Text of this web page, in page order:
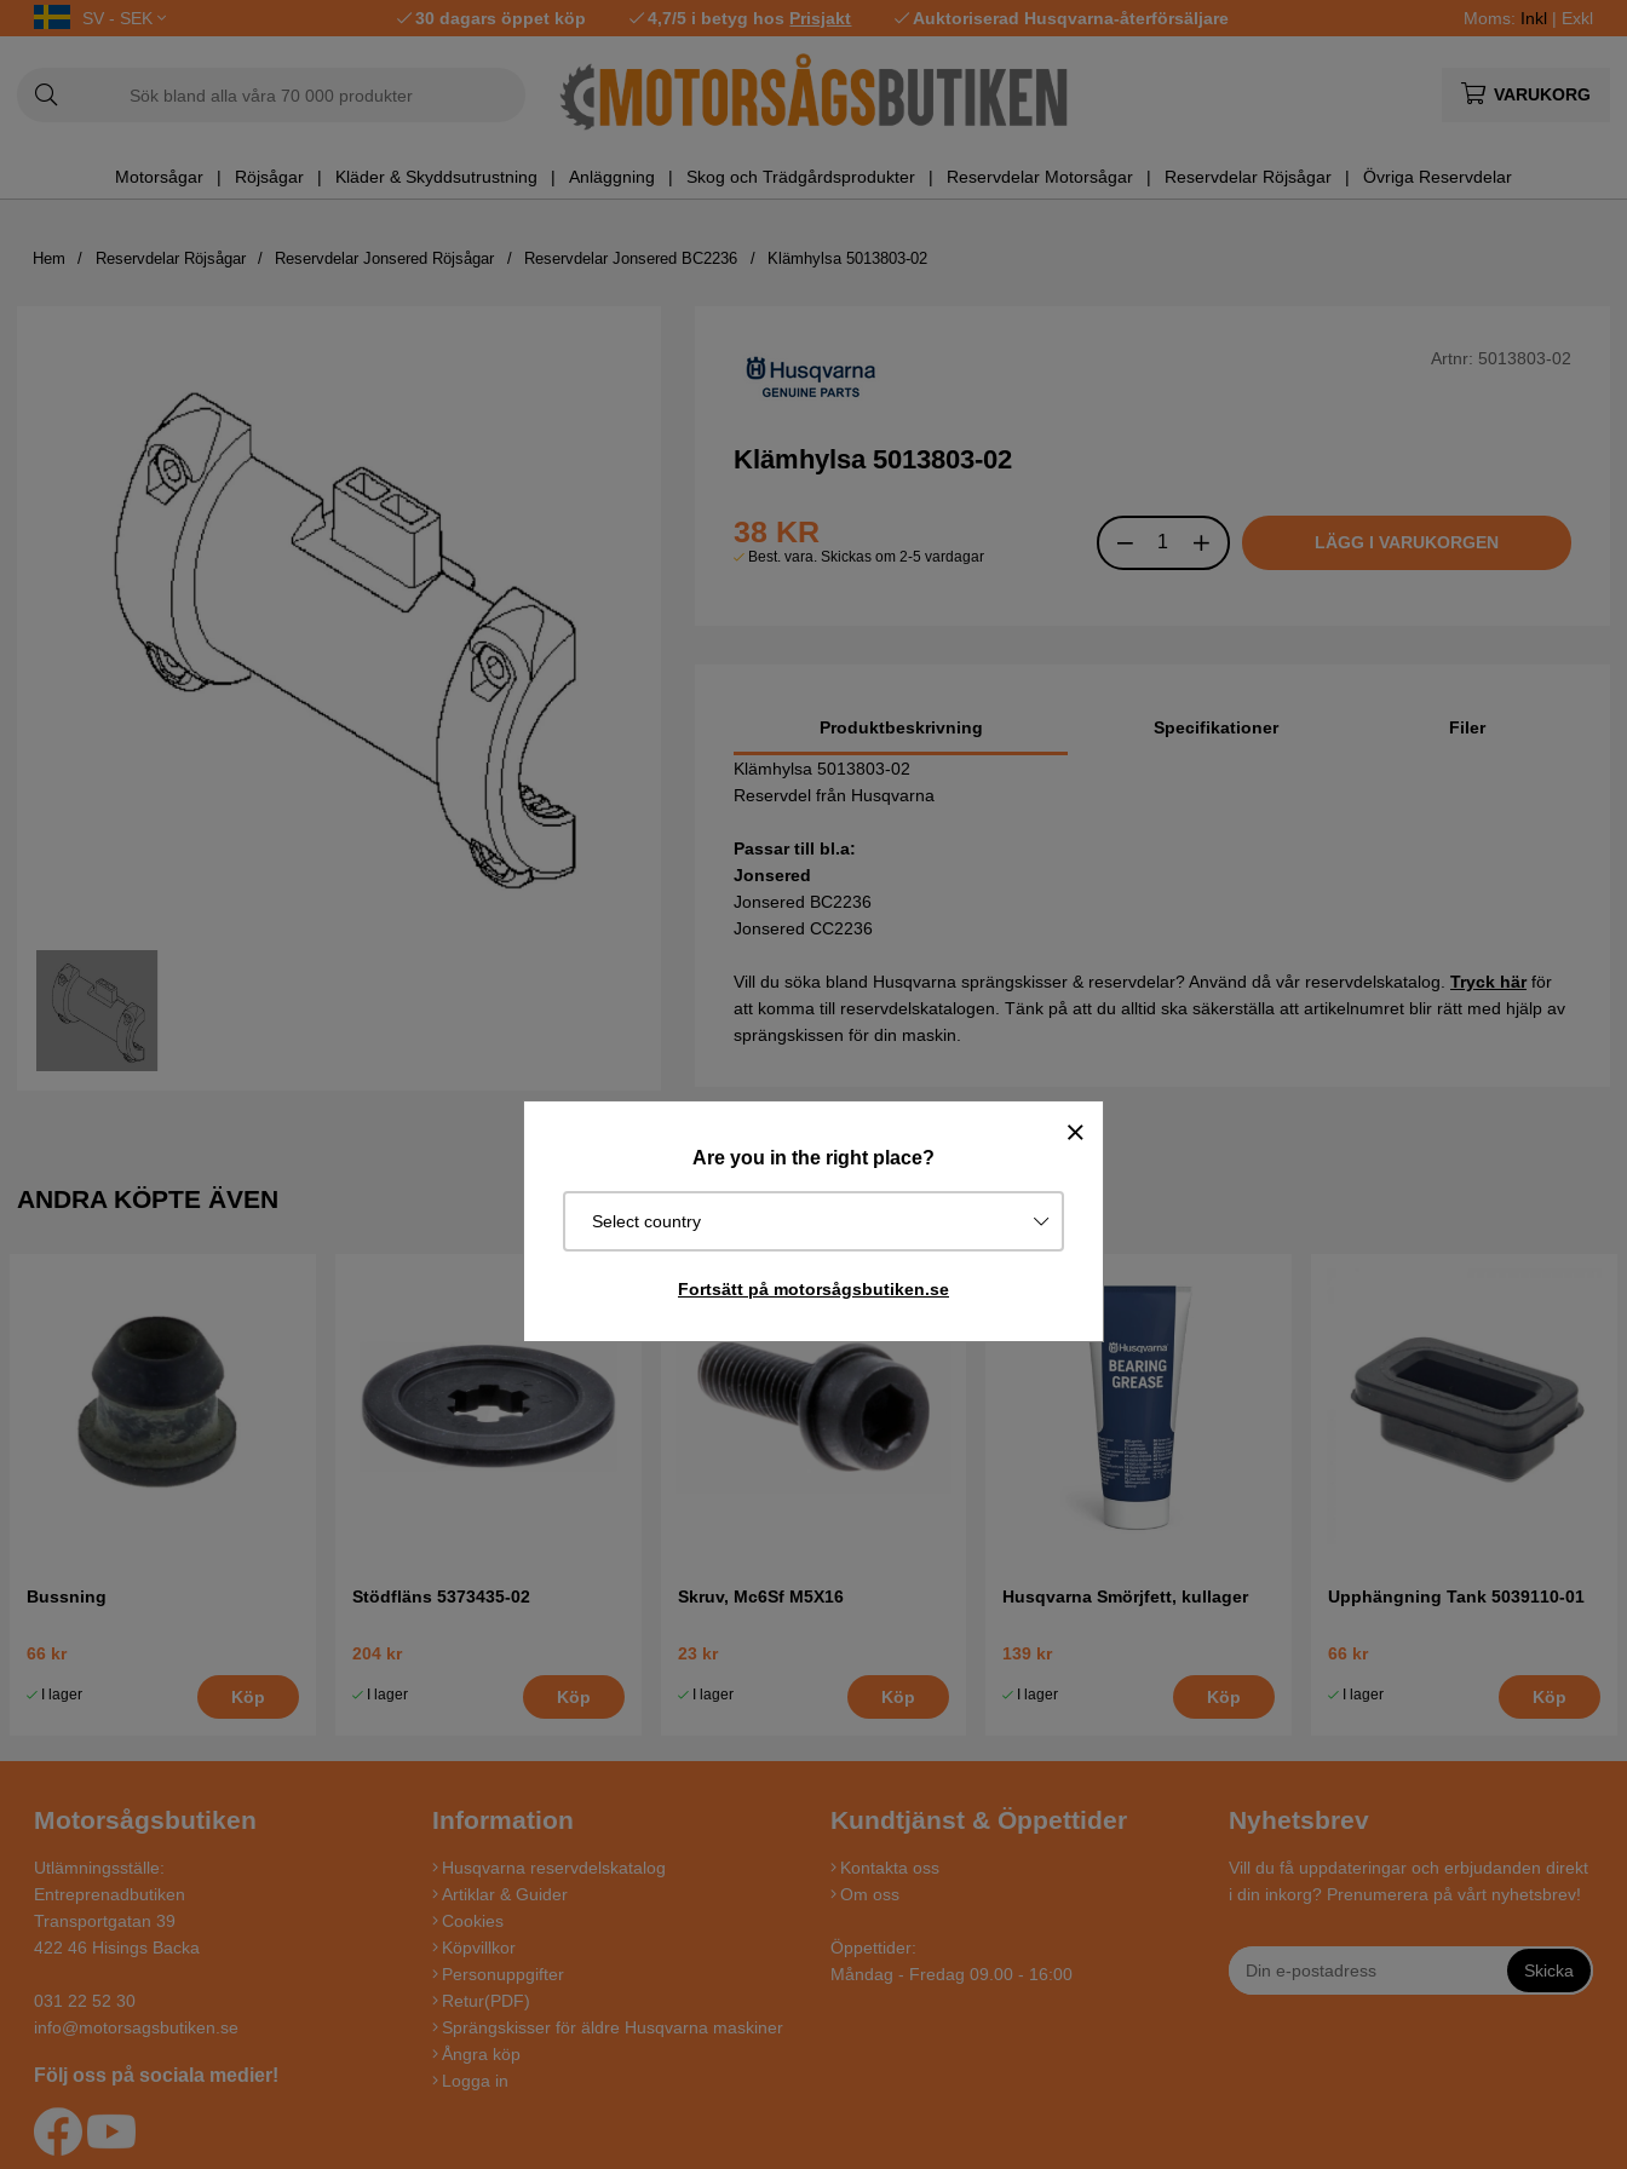
SV - SEK 30 dagars öppet köp 4,7/5 i betyg hos Prisjakt Auktoriserad Husqvarna-återförsäljare Moms: Inkl | Exkl
VARUKORG
Motorsågar Röjsågar Kläder & Skyddsutrustning Anläggning Skog och Trädgårdsprodukter Reservdelar Motorsågar Reservdelar Röjsågar Övriga Reservdelar
Are you in the right place?
Select country
Fortsätt på motorsågsbutiken.se
Hem Reservdelar Röjsågar Reservdelar Jonsered Röjsågar Reservdelar Jonsered BC2236 Klämhylsa 5013803-02
Artnr: 5013803-02
Klämhylsa 5013803-02
38 KR
Best. vara. Skickas om 2-5 vardagar
LÄGG I VARUKORGEN
Produktbeskrivning
Klämhylsa 5013803-02
Reservdel från Husqvarna
Passar till bl.a:
Jonsered
Jonsered BC2236
Jonsered CC2236
Vill du söka bland Husqvarna sprängskisser & reservdelar? Använd då vår reservdelskatalog. Tryck härför
att komma till reservdelskatalogen. Tänk på att du alltid ska säkerställa att artikelnumret blir rätt med hjälp av
sprängskissen för din maskin.
Specifikationer Filer
ANDRA KÖPTE ÄVEN
Bussning
66 kr
I lager Köp
Stödfläns 5373435-02
204 kr
I lager Köp
Skruv, Mc6Sf M5X16
23 kr
I lager Köp
Husqvarna Smörjfett, kullager
139 kr
I lager Köp
Upphängning Tank 5039110-01
66 kr
I lager Köp
Motorsågsbutiken
Utlämningsställe:
Entreprenadbutiken
Transportgatan 39
422 46 Hisings Backa
031 22 52 30
info@motorsagsbutiken.se
Följ oss på sociala medier!
Information
Husqvarna reservdelskatalog
Artiklar & Guider
Cookies
Köpvillkor
Personuppgifter
Retur(PDF)
Sprängskisser för äldre Husqvarna maskiner
Ångra köp
Logga in
Kundtjänst & Öppettider
Kontakta oss
Om oss
Öppettider:
Måndag - Fredag 09.00 - 16:00
Nyhetsbrev
Vill du få uppdateringar och erbjudanden direkt
i din inkorg? Prenumerera på vårt nyhetsbrev!
Skicka